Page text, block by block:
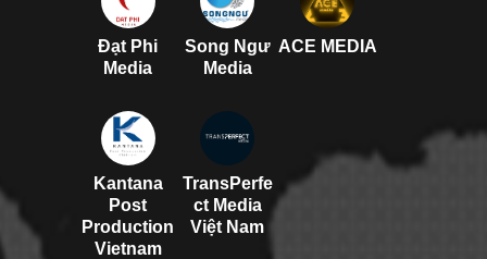
Đạt Phi
Media
Song Ngư
Media
ACE MEDIA
Kantana
Post
Production
Vietnam
TransPerfe
ct Media
Việt Nam